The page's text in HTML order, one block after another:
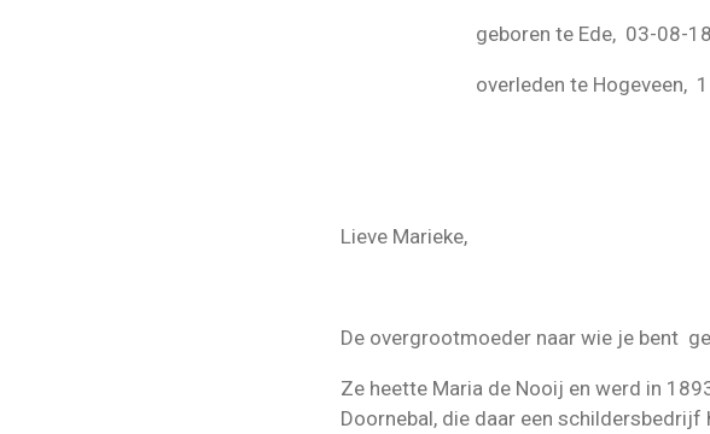
geboren te Ede, 03-08-
overleden te Hogeveen, 12-
Schiedam,
Lieve Marieke,
De overgrootmoeder naar wie je bent
Ze heette Maria de Nooij en werd in
Doornebal, die daar een